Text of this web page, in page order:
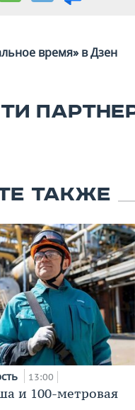
время» в Дзен
ТАКЖЕ
13:00
и 100-метровая